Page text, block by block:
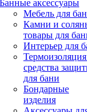
Банные аксессуары
Мебель для
Камни и
товары для
Интерьер для
средства
для бани
Бондарные
изделия